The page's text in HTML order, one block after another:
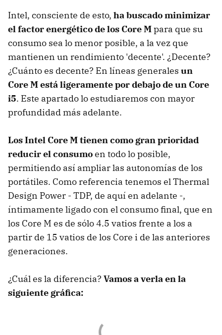
Intel, consciente de esto, ha buscado minimizar
el factor energético de los Core Mpara que su
consumo sea lo menor posible, a la vez que
mantienen un rendimiento 'decente'. ¿Decente?
¿Cuánto es decente? En líneas generales un
Core M está ligeramente por debajo de un Core
i5. Este apartado lo estudiaremos con mayor
profundidad más adelante.
Los Intel Core M tienen como gran prioridad
reducir el consumoen todo lo posible,
permitiendo así ampliar las autonomías de los
portátiles. Como referencia tenemos el Thermal
Design Power - TDP, de aquí en adelante -,
íntimamente ligado con el consumo final, que en
los Core M es de sólo 4.5 vatios frente a los a
partir de 15 vatios de los Core i de las anteriores
generaciones.
¿Cuál es la diferencia? Vamos a verla en la
siguiente gráfica: